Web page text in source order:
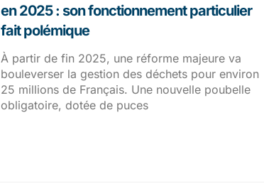
en 2025 : son fonctionnement particulier
fait polémique
À partir de fin 2025, une réforme majeure va
bouleverser la gestion des déchets pour environ
25 millions de Français. Une nouvelle poubelle
obligatoire, dotée de puces